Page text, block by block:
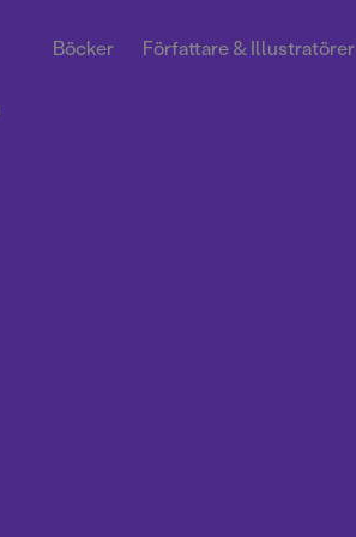
Böcker Författare & Illustratörer